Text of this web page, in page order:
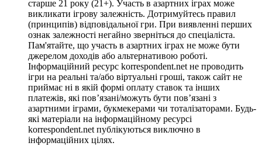
старше 21 року (21+). Участь в азартних іграх може
викликати ігрову залежність. Дотримуйтесь правил
(принципів) відповідальної гри. При виявленні перших
ознак залежності негайно зверніться до спеціаліста.
Пам'ятайте, що участь в азартних іграх не може бути
джерелом доходів або альтернативою роботі.
Інформаційний ресурс korrespondent.net не проводить
ігри на реальні та/або віртуальні гроші, також сайт не
приймає ні в якій формі оплату ставок та інших
платежів, які пов’язані/можуть бути пов’язані з
азартними іграми, букмекерами чи тоталізаторами. Будь-
які матеріали на інформаційному ресурсі
korrespondent.net публікуються виключно в
інформаційних цілях.